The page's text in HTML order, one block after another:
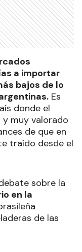
a importar
bajos de lo
Es
donde el
muy valorado
de que en
traído desde el
sobre la
en la
de las